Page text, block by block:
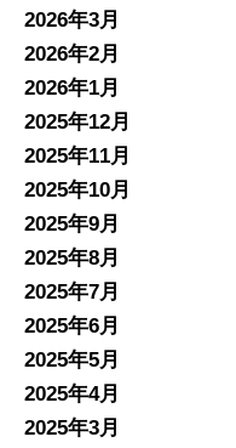
2026年3月
2026年2月
2026年1月
2025年12月
2025年11月
2025年10月
2025年9月
2025年8月
2025年7月
2025年6月
2025年5月
2025年4月
2025年3月